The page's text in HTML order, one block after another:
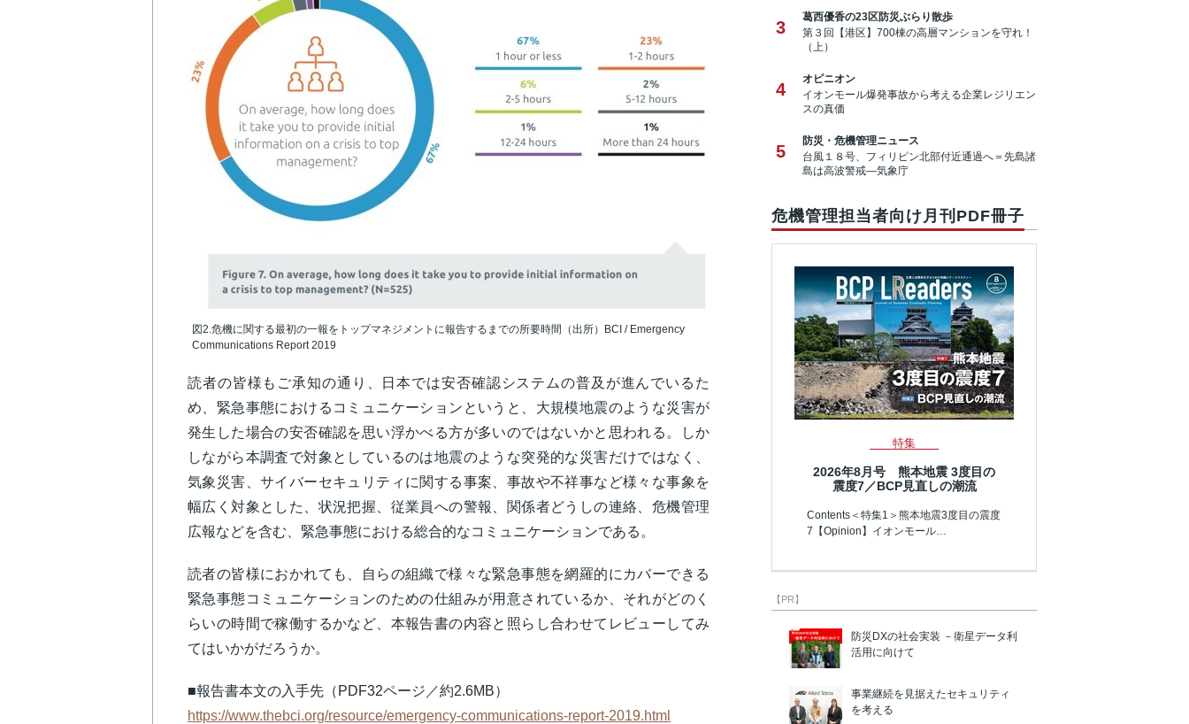
図2.危機に関する最初の一報をトップマネジメントに報告するまでの所要時間（出所）BCI / Emergency
Communications Report 2019
読者の皆様もご承知の通り、日本では安否確認システムの普及が進んでいるた
め、緊急事態におけるコミュニケーションというと、大規模地震のような災害が
発生した場合の安否確認を思い浮かべる方が多いのではないかと思われる。しか
しながら本調査で対象としているのは地震のような突発的な災害だけではなく、
気象災害、サイバーセキュリティに関する事案、事故や不祥事など様々な事象を
幅広く対象とした、状況把握、従業員への警報、関係者どうしの連絡、危機管理
広報などを含む、緊急事態における総合的なコミュニケーションである。
読者の皆様におかれても、自らの組織で様々な緊急事態を網羅的にカバーできる
緊急事態コミュニケーションのための仕組みが用意されているか、それがどのく
らいの時間で稼働するかなど、本報告書の内容と照らし合わせてレビューしてみ
てはいかがだろうか。
■報告書本文の入手先（PDF32ページ／約2.6MB）
https://www.thebci.org/resource/emergency-communications-report-2019.html
3
葛西優香の23区防災ぶらり散歩
第３回【港区】700棟の高層マンションを守れ！
（上）
4
オピニオン
イオンモール爆発事故から考える企業レジリエン
スの真価
5
防災・危機管理ニュース
台風１８号、フィリピン北部付近通過へ＝先島諸
島は高波警戒―気象庁
危機管理担当者向け月刊PDF冊子
特集
2026年8月号 熊本地震 3度目の
震度7／BCP見直しの潮流
Contents＜特集1＞熊本地震3度目の震度
7【Opinion】イオンモール…
【PR】
防災DXの社会実装 －衛星データ利
活用に向けて
事業継続を見据えたセキュリティ
を考える